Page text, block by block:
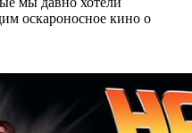
оскароносное кино о